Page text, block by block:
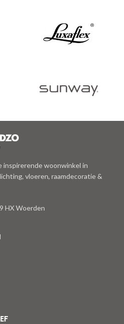
inspirerende woonwinkel in
vloeren, raamdecoratie &
HX Woerden